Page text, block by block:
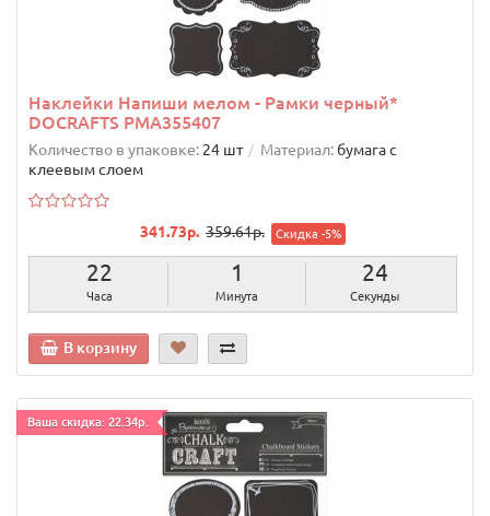
Наклейки Напиши мелом - Рамки черный*
DOCRAFTS PMA355407
Количество в упаковке: 24 шт Материал: бумага с
клеевым слоем
341.73р. 359.61р. Скидка -5%
22
Часа
1
Минута
23
Секунды
В корзину
Ваша скидка: 22.34р.